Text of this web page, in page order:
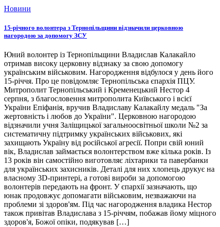
Новини
15-річного волонтера з Тернопільщини відзначили церковною
нагородою за допомогу ЗСУ
Юний волонтер із Тернопільщини Владислав Калакайло
отримав високу церковну відзнаку за свою допомогу
українським військовим. Нагородження відбулося у день його
15-річчя. Про це повідомляє Тернопільська єпархія ПЦУ.
Митрополит Тернопільський і Кременецький Нестор 4
серпня, з благословення митрополита Київського і всієї
України Епіфанія, вручив Владиславу Калакайлу медаль "За
жертовність і любов до України". Церковною нагородою
відзначили учня Заліщицької загальноосвітньої школи №2 за
систематичну підтримку українських військових, які
захищають Україну від російської агресії. Попри свій юний
вік, Владислав займається волонтерством вже кілька років. Із
13 років він самостійно виготовляє ліхтарики та павербанки
для українських захисників. Деталі для них хлопець друкує на
власному 3D-принтері, а готові вироби за допомогою
волонтерів передають на фронт. У єпархії зазначають, що
юнак продовжує допомагати військовим, незважаючи на
проблеми зі здоров'ям. Під час нагородження владика Нестор
також привітав Владислава з 15-річчям, побажав йому міцного
здоров'я, Божої опіки, подякував […]